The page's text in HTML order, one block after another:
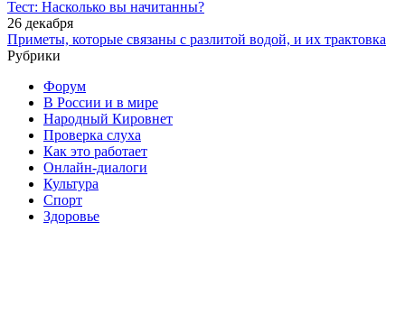
Тест: ​​Насколько вы начитанны?
26 декабря
Приметы, которые связаны с разлитой водой, и их трактовка
Рубрики
Форум
В России и в мире
Народный Кировнет
Проверка слуха
Как это работает
Онлайн-диалоги
Культура
Спорт
Здоровье